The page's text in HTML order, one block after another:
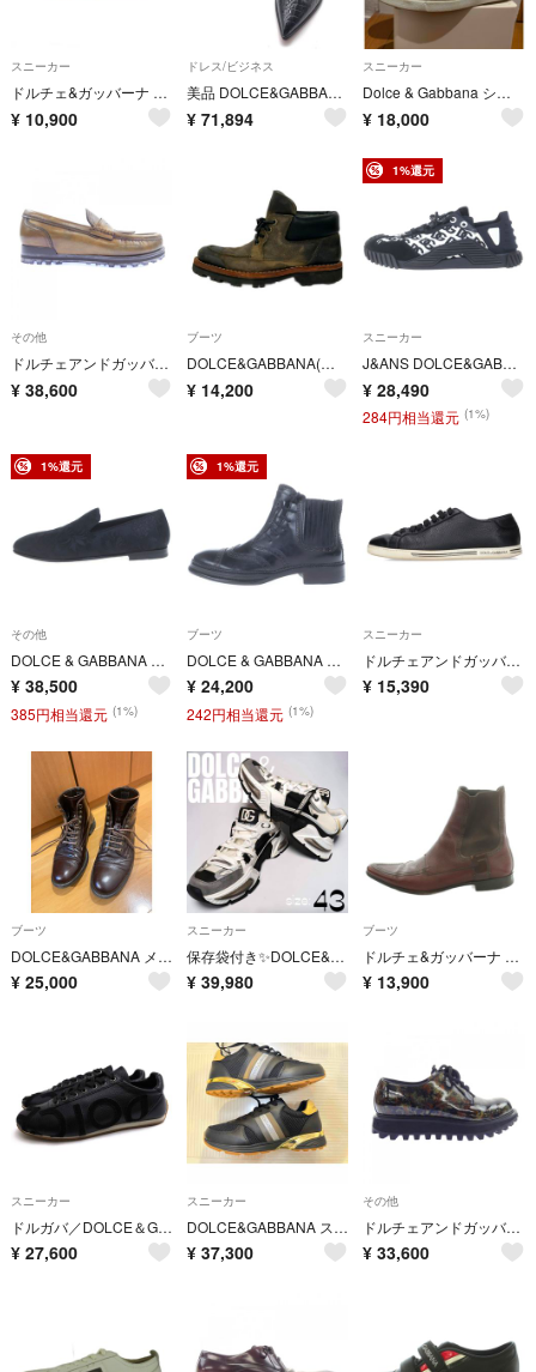
スニーカー
ドルチェ&ガッバーナ ドルガバ スニーカー シューズ レザー 8.5 グレー
¥ 10,900
ドレス/ビジネス
美品 DOLCE&GABBANA ドルチェ&ガッバーナ 靴 スニーカー クロコ型押し メンズ ドレスシューズ ブラック h847
¥ 71,894
スニーカー
Dolce & Gabbana シルバー スニーカー
¥ 18,000
その他
ドルチェアンドガッバーナ DOLCE&GABBANA CA6308 シューズ
¥ 38,600
ブーツ
DOLCE&GABBANA(ドルチェアンドガッバーナ) ショートブーツ 6 メンズ - ダークブラウン×黒 レザー
¥ 14,200
1%還元
スニーカー
J&ANS DOLCE&GABBANA ドルチェアンドガッバーナ NS1 ミックスマテリアル スニーカー ホワイト/ブラック CS1810 AD505
¥ 28,490
284円相当還元 (1%)
1%還元
その他
DOLCE & GABBANA ドルチェアンドガッバーナ ブラックフローラル ブローケド ローファー フラットシューズ ブラック 7 1/2
¥ 38,500
385円相当還元 (1%)
1%還元
ブーツ
DOLCE & GABBANA ドルチェアンドガッバーナ レースアップ ブーツ ウィングチップ パテントレザー ブラック CA4097 7サイズ
¥ 24,200
242円相当還元 (1%)
スニーカー
ドルチェアンドガッバーナ CS1735 レザーローカットスニーカー メンズ 8
¥ 15,390
ブーツ
DOLCE&GABBANA メンズ レースアップブーツ ダークブラウン
¥ 25,000
スニーカー
保存袋付き✨DOLCE&GABBANA エアマスター スニーカー 28cm
¥ 39,980
ブーツ
ドルチェ&ガッバーナ サイドゴアブーツ 7.5 26.0-26.5cm
¥ 13,900
スニーカー
ドルガバ／DOLCE＆GABBANA シューズ スニーカー 靴 ローカット メンズ 男性 男性用 レザー 革 本革 ブラック 黒 CS0985 シボ革 シュリンクレザー
¥ 27,600
スニーカー
DOLCE&GABBANA スニーカー ブラック ゴールド 25.0cm
¥ 37,300
その他
ドルチェアンドガッバーナ DOLCE&GABBANA シューズ
¥ 33,600